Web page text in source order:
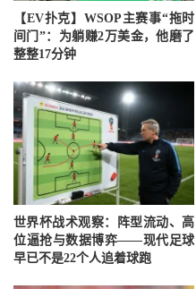
【EV扑克】WSOP主赛事“拖时
间门”：为躺赚2万美金，他磨了
整整17分钟
世界杯战术观察：阵型流动、高
位逼抢与数据博弈——现代足球
早已不是22个人追着球跑